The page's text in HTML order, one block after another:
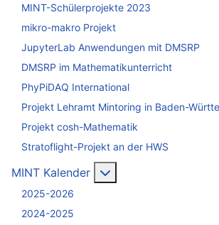
MINT-Schülerprojekte 2023
mikro-makro Projekt
JupyterLab Anwendungen mit DMSRP
DMSRP im Mathematikunterricht
PhyPiDAQ International
Projekt Lehramt Mintoring in Baden-
Projekt cosh-Mathematik
Stratoflight-Projekt an der HWS
MINT Kalender
2025-2026
2024-2025